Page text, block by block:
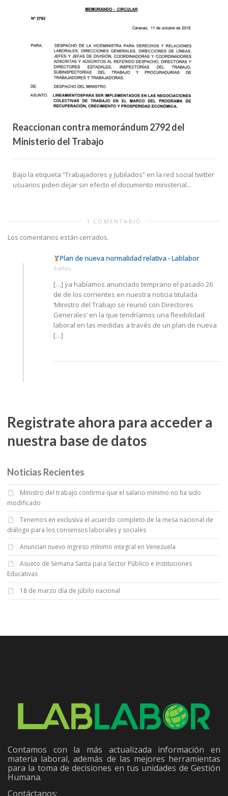
Reaccionan contra memorándum 2792 del
Ministerio del Trabajo
Bajo la etiqueta “Trabajadores y Jubilados” en la red social twitter
usuarios piden dejar sin efecto el documento ministerial...
1 COMENTARIO
Los comentarios están cerrados.
Plan de nueva normalidad relativa - Lablabor
6 años
[…] ya habíamos anunciado temprano el pasado 26
de de los corrientes en nuestra noticia titulada
‘Ministro del Trabajo se reunió con Directores
Generales’ en la que tendríamos una flexibilidad
laboral en las medidas a través de un plan de nueva
[…]
Registrate ahora para acceder a
nuestra base de datos
Noticias Recientes
Ministro del trabajo confirma que el salario mínimo no ha sido
modificado
Tenemos en exclusiva el acuerdo completo de la mesa nacional de
diálogo para los consensos laborales y sociales
Anuncian nuevo ingreso mínimo integral en Venezuela
Asueto de Semana Santa para Sector Público e Instituciones
Educativas
18 de marzo día de júbilo nacional
Contamos con la más actualizada información en
materia laboral, además de las mejores herramientas
para la toma de decisiones en tus unidades de Gestión
Humana.
Contáctanos: